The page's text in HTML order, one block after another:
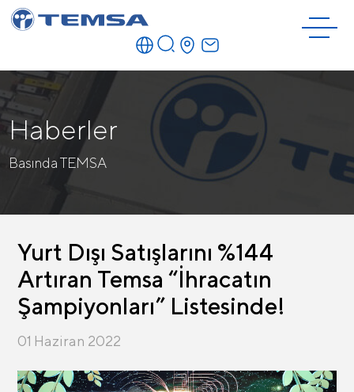
Haberler
Basında TEMSA
Yurt Dışı Satışlarını %144
Artıran Temsa “İhracatın
Şampiyonları” Listesinde!
01 Haziran 2022